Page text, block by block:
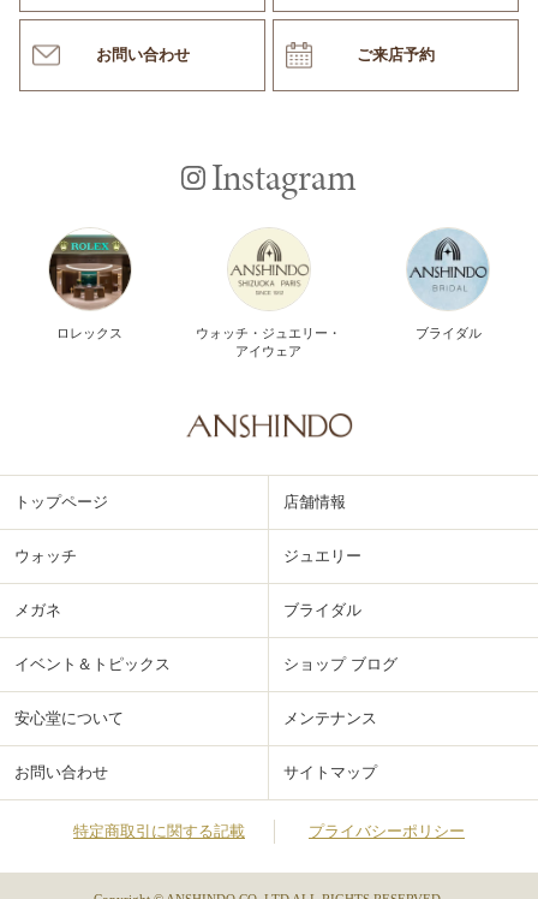
お問い合わせ ご来店予約
Instagram
ロレックス
ウォッチ・ジュエリー・
アイウェア
ブライダル
トップページ 店舗情報
ウォッチ ジュエリー
メガネ ブライダル
イベント＆トピックス ショップ ブログ
安心堂について メンテナンス
お問い合わせ サイトマップ
特定商取引に関する記載 プライバシーポリシー